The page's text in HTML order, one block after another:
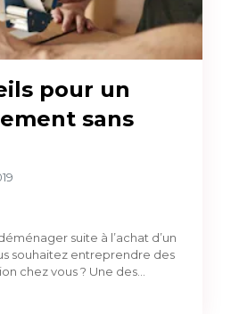
pour un
sans
suite à l’achat d’un
souhaitez entreprendre des
chez vous ? Une des…